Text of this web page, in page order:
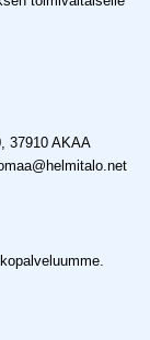
37910 AKAA